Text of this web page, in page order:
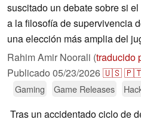
suscitado un debate sobre si
a la filosofía de supervivencia
una elección más amplia del
Rahim Amir Noorali (traducido
Publicado 05/23/2026🇺🇸
Gaming Game Releases
Tras un accidentado ciclo de